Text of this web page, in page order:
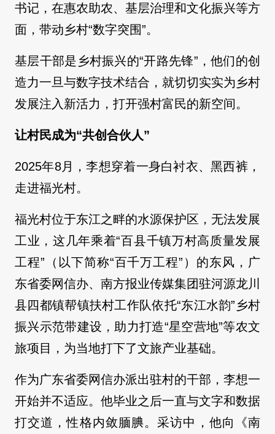
书记，在惠农助农、基层治理和文化振兴等方
面，带动乡村“数字突围”。
基层干部是乡村振兴的“开路先锋”，他们的创
造力一旦与数字技术结合，就切切实实为乡村
发展注入新活力，打开强村富民的新空间。
让村民成为“共创合伙人”
2025年8月，李想穿着一身白衬衣、黑西裤，
走进福光村。
福光村位于东江之畔的水源保护区，无法发展
工业，这几年乘着“百县千镇万村高质量发展
工程”（以下简称“百千万工程”）的东风，广
东省委网信办、南方报业传媒集团驻河源龙川
县四都镇帮镇扶村工作队依托“东江水韵”乡村
振兴示范带建设，助力打造“星空营地”等农文
旅项目，为当地打下了文旅产业基础。
作为广东省委网信办派出驻村的干部，李想一
开始并不适应。他毕业之后一直与文字和数据
打交道，性格内敛腼腆。采访中，他向《南